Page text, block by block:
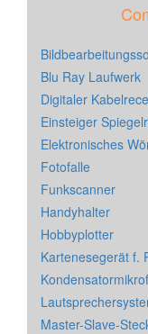
Blu Ray Laufwerk
Digitaler
Einsteiger
Elektronisches
Fotofalle
Funkscanner
Handyhalter
Hobbyplotter
Kartenesegerät f.
Master-Slave-